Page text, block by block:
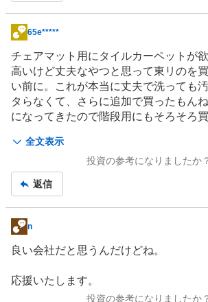
掲
示
板
記
事
65e*****
全文表示
チェアマット用にタイルカーペットが
高いけど丈夫なやつと思って東リのを
い前に。これが本当に丈夫で洗っても
タらなくて、さらに追加で買ったもん
になってきたので階段用にもそろそろ
投資の参考になりましたか？
返信
掲
示
記
n
良い会社だと思うんだけどね。
応援いたします。
投資の参考になりましたか？